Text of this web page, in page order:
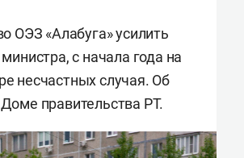
ОЭЗ «Алабуга» усилить
с начала года на
несчастных случая. Об
правительства РТ.